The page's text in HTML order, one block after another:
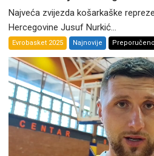
Najveća zvijezda košarkaške
Hercegovine Jusuf Nurkić...
Evrobasket 2025 Najnovije Preporučeno